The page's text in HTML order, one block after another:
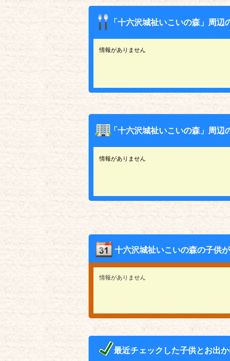
「十六沢城祉いこいの森」周辺
情報がありません
「十六沢城祉いこいの森」周辺
情報がありません
十六沢城祉いこいの森の子供
情報がありません
最近チェックした子供とお出